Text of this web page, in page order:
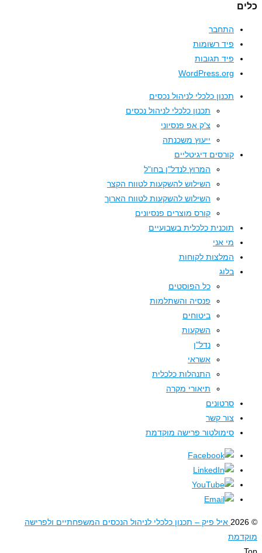
התחבר
פיד רשומות
פיד תגובות
WordPress.org
תכנון כלכלי לניהול נכסים
תכנון כלכלי לניהול נכסים
צ'ק אפ פנסיוני
ייעוץ משכנתה
קורסים דיגיטליים
המרוץ לנדל"ן בחו"ל
השילוש להשקעות לטווח הקצר
השילוש להשקעות לטווח הארוך
קורס מוצרים פנסיונים
תוכנית כלכלית בשבועיים
מי אני
המלצות לקוחות
בלוג
כל הפוסטים
פנסיה והשתלמות
ביטוחים
השקעות
נדל"ן
אשראי
התנהלות כלכלית
תיאורי מקרה
סרטונים
צור קשר
סימולטור פרישה מוקדמת
איל פיק – תכנון כלכלי לניהול הנכסים המשפחתיים ולפרישה